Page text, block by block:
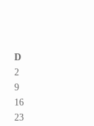
D
2
9
16
23